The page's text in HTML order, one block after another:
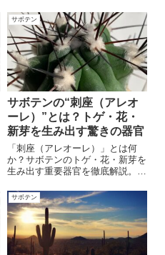
らプロまで使えるサスティーの特
徴や正しい使い方、対応する植
物・土壌について詳しく解説！
サボテン
サボテンの“刺座（アレオ
ーレ）”とは？トゲ・花・
新芽を生み出す驚きの器官
「刺座（アレオーレ）」とは何
か？サボテンのトゲ・花・新芽を
生み出す重要器官を徹底解説。構
介！
サボテン